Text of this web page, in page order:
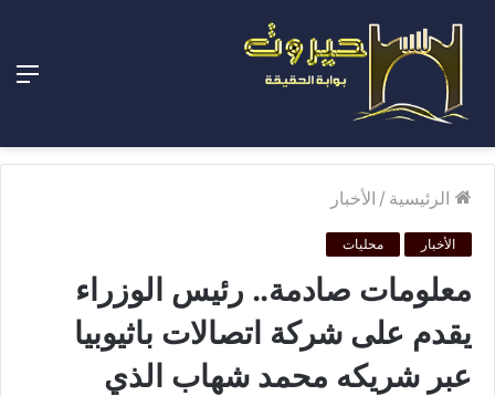
الرئيسية / الأخبار
الأخبار محليات
معلومات صادمة.. رئيس الوزراء
يقدم على شركة اتصالات باثيوبيا
عبر شريكه محمد شهاب الذي